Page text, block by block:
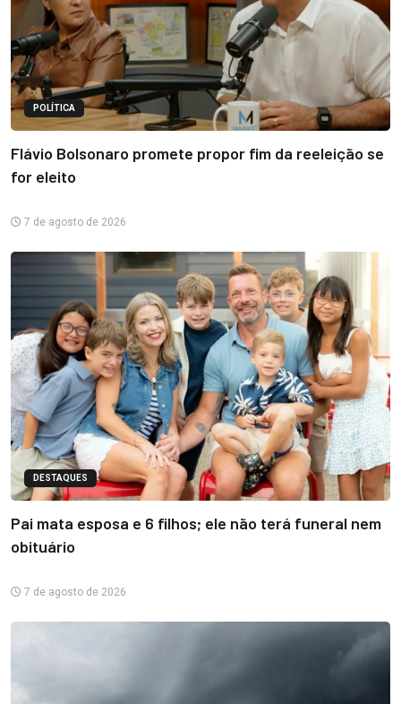
POLÍTICA
Flávio Bolsonaro promete propor fim da reeleição se
for eleito
7 de agosto de 2026
DESTAQUES
Pai mata esposa e 6 filhos; ele não terá funeral nem
obituário
7 de agosto de 2026